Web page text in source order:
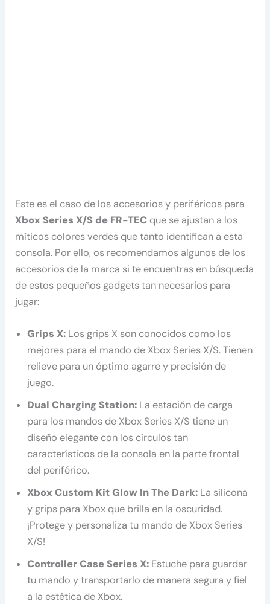
Este es el caso de los accesorios y periféricos para
Xbox Series X/S de FR-TEC que se ajustan a los
míticos colores verdes que tanto identifican a esta
consola. Por ello, os recomendamos algunos de los
accesorios de la marca si te encuentras en búsqueda
de estos pequeños gadgets tan necesarios para
jugar:
Grips X: Los grips X son conocidos como los
mejores para el mando de Xbox Series X/S. Tienen
relieve para un óptimo agarre y precisión de
juego.
Dual Charging Station: La estación de carga
para los mandos de Xbox Series X/S tiene un
diseño elegante con los círculos tan
característicos de la consola en la parte frontal
del periférico.
Xbox Custom Kit Glow In The Dark: La silicona
y grips para Xbox que brilla en la oscuridad.
¡Protege y personaliza tu mando de Xbox Series
X/S!
Controller Case Series X: Estuche para guardar
tu mando y transportarlo de manera segura y fiel
a la estética de Xbox.